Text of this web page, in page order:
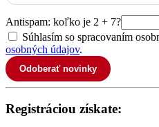
Antispam: koľko je 2 + 7?
Súhlasím so spracovaním
osobných údajov.
Odoberať novinky
Registráciou získate: